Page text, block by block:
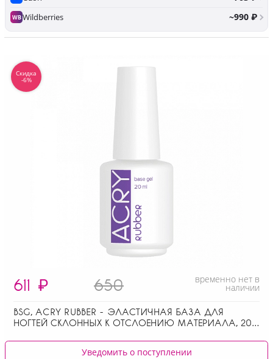
WBWildberries ~990 ₽
611 ₽ 650 временно нет в
наличии
BSG, ACRY RUBBER - ЭЛАСТИЧНАЯ БАЗА ДЛЯ
НОГТЕЙ СКЛОННЫХ К ОТСЛОЕНИЮ МАТЕРИАЛА, 20
Уведомить о поступлении
Скидка
-6%